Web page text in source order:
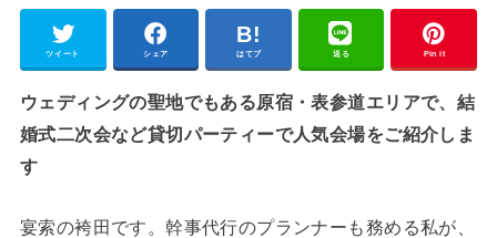
ツイート シェア はてブ 送る Pin it
ウェディングの聖地でもある原宿・表参道エリアで、結
婚式二次会など貸切パーティーで人気会場をご紹介しま
す
宴索の袴田です。幹事代行のプランナーも務める私が、